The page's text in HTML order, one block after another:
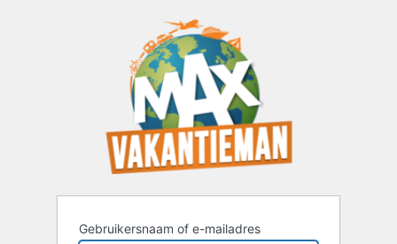
Gebruikersnaam of e-mailadres